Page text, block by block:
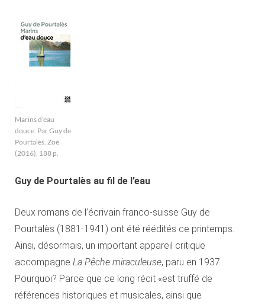
Marins d’eau
douce. Par Guy de
Pourtalès. Zoé
(2016), 188 p.
Guy de Pourtalès au fil de l’eau
Deux romans de l’écrivain franco-suisse Guy de
Pourtalès (1881-1941) ont été réédités ce printemps.
Ainsi, désormais, un important appareil critique
accompagne La Pêche miraculeuse, paru en 1937.
Pourquoi? Parce que ce long récit «est truffé de
références historiques et musicales, ainsi que